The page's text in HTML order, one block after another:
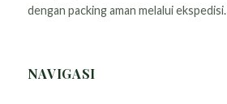
dengan packing aman melalui ekspedisi.
NAVIGASI